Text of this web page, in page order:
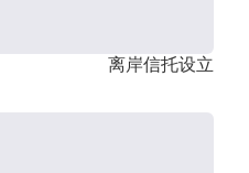
离岸信托设立